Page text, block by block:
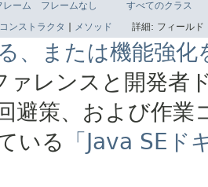
レーム フレームなし
すべてのクラス
コンストラクタ | メソッド 詳細: フィール
、または機能強化
ァレンスと開発者
避策、および作
いる
「Java SE